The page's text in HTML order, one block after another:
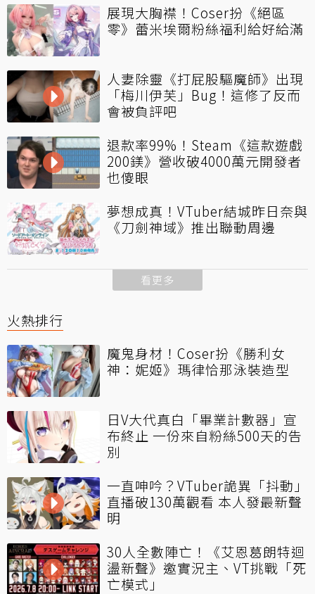
展現大胸襟！Coser扮《絕區
零》蕾米埃爾粉絲福利給好給滿
人妻除靈《打屁股驅魔師》出現
「梅川伊芙」Bug！這修了反而
會被負評吧
退款率99%！Steam《這款遊戲
200鎂》營收破4000萬元開發者
也傻眼
夢想成真！VTuber結城昨日奈與
《刀劍神域》推出聯動周邊
看更多
火熱排行
魔鬼身材！Coser扮《勝利女
神：妮姬》瑪律恰那泳裝造型
日V大代真白「畢業計數器」宣
布終止 一份來自粉絲500天的告
別
一直呻吟？VTuber詭異「抖動」
直播破130萬觀看 本人發最新聲
明
30人全數陣亡！《艾恩葛朗特迴
盪新聲》邀實況主、VT挑戰「死
亡模式」